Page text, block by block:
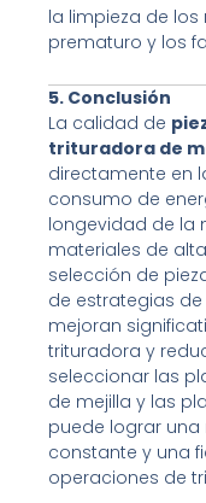
la limpieza de
prematuro y los
5. Conclusión
La calidad de
trituradora de
directamente en
consumo de
longevidad de la
materiales de
selección de
de estrategias
mejoran
trituradora y
seleccionar las
de mejilla y las
puede lograr una
constante y una
operaciones de